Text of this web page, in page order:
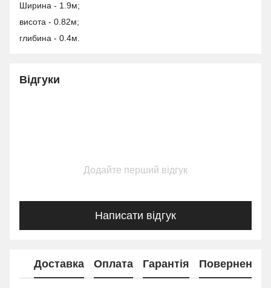
Ширина - 1.9м;
висота - 0.82м;
глибина - 0.4м.
Відгуки
Додайте перший відгук
Написати відгук
Доставка Оплата Гарантія Повернення